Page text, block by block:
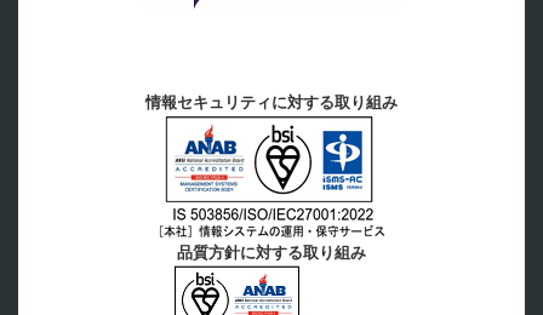
情報セキュリティに対する取り組み
品質方針に対する取り組み